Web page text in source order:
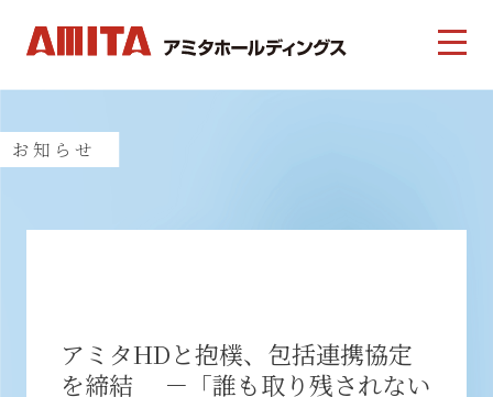
お知らせ
アミタHDと抱樸、包括連携協定
を締結 －「誰も取り残されない